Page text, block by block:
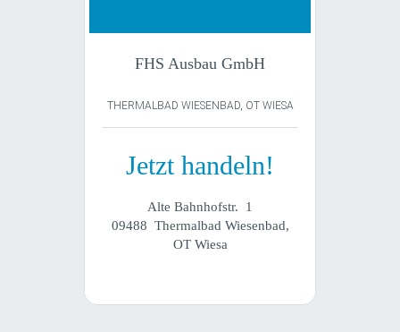
FHS Ausbau GmbH
THERMALBAD WIESENBAD, OT WIESA
Jetzt handeln!
Alte Bahnhofstr. 1
09488 Thermalbad Wiesenbad,
OT Wiesa